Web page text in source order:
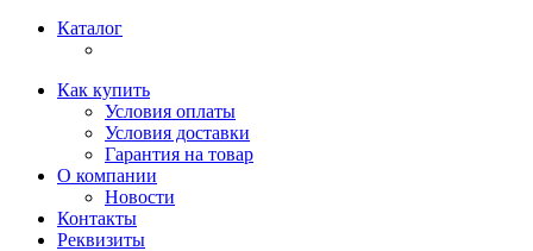
Каталог
Как купить
Условия оплаты
Условия доставки
Гарантия на товар
О компании
Новости
Контакты
Реквизиты